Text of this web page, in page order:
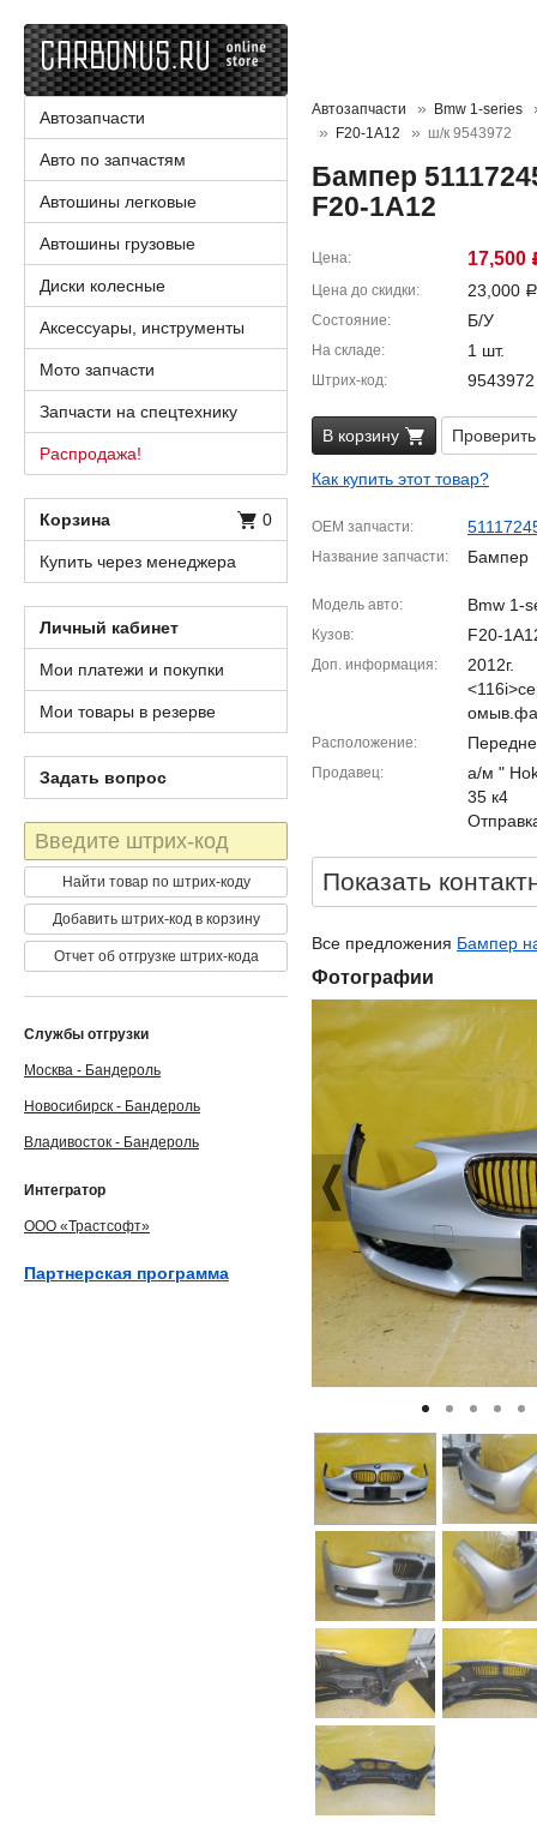
Автозапчасти
Bmw 1-series
F20-1A12
ш/к 9543972
Бампер
F20-1A12
Цена 17,500
Цена до скидки 23,000 Р
Состояние Б/У
На складе 1 шт.
Штрих-код 9543972
В корзину
Как купить этот товар?
OEM запчасти
Название запчасти Бампер
Модель авто Bmw 1-
Кузов F20-
Доп. информация
2012г.
Расположение
Продавец
а/м "
35 к4
Показать
Все предложения Бампер
Фотографии
Автозапчасти
Авто по запчастям
Автошины легковые
Автошины грузовые
Диски колесные
Аксессуары, инструменты
Мото запчасти
Запчасти на спецтехнику
Распродажа!
Корзина 0
Купить через менеджера
Личный кабинет
Мои платежи и покупки
Мои товары в резерве
Задать вопрос
Штрих-
код
Найти товар по штрих-коду
Добавить штрих-код в корзину
Отчет об отгрузке штрих-кода
Службы отгрузки
Москва - Бандероль
Новосибирск - Бандероль
Владивосток - Бандероль
Интегратор
ООО «Трастсофт»
Партнерская программа